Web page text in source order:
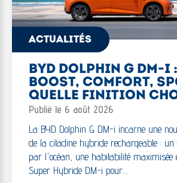
ACTUALITÉS
BYD DOLPHIN G DM-I
BOOST, COMFORT,
QUELLE FINITION
Publié le 6 août 2026
La BYD Dolphin G DM-i incarne une
de la citadine hybride rechargeable :
par l'océan, une habitabilité maximisée
Super Hybride DM-i pour…